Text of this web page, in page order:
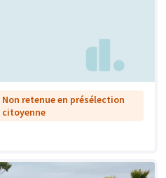
Non retenue en présélection
citoyenne